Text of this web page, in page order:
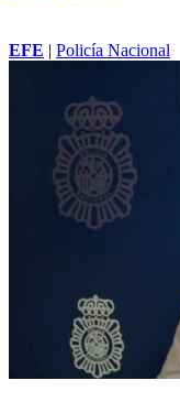
EFE | Policía Nacional